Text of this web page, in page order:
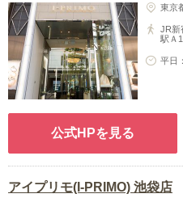
東京
JR新
駅Ａ
平日
公式HPを見る
アイプリモ(I-PRIMO) 池袋店